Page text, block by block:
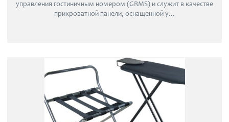
управления гостиничным номером (GRMS) и служит в качестве
прикроватной панели, оснащенной у...